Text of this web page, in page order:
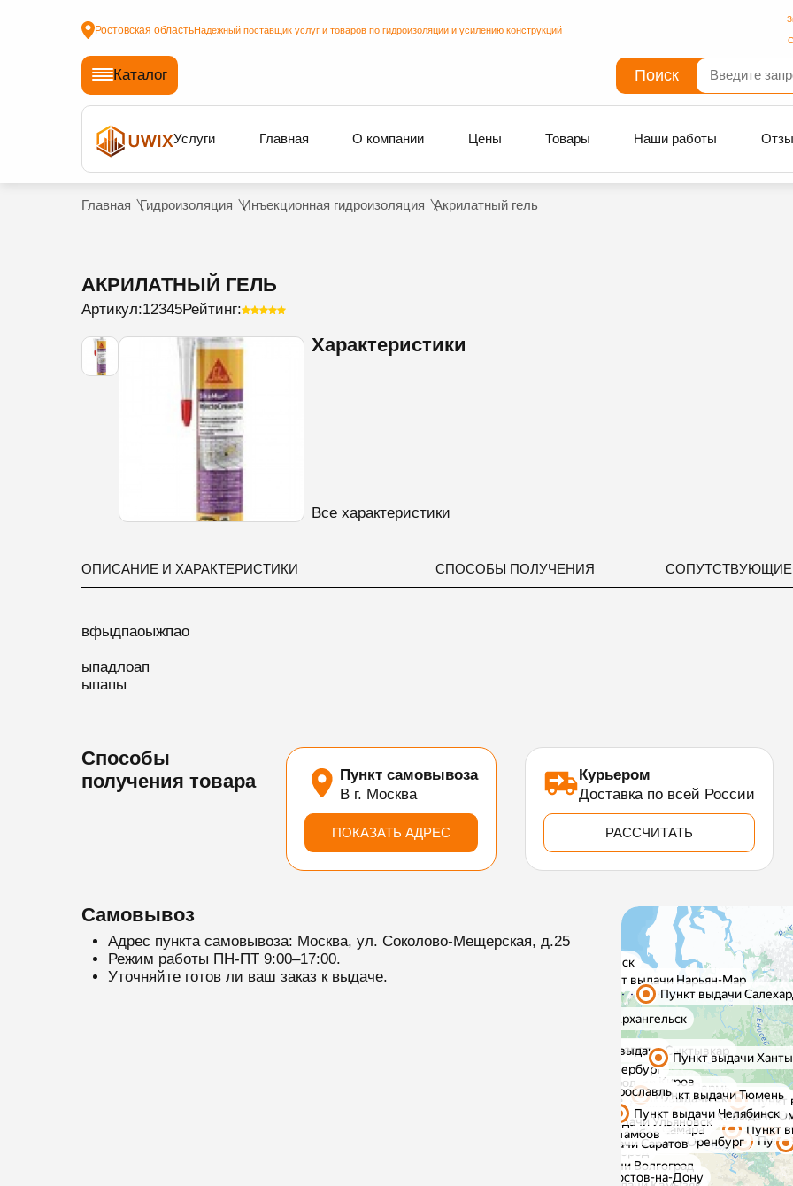
Ростовская областьНадежный поставщик услуг и товаров по гидроизоляции и усилению конструкций
Каталог Поиск
Услуги Главная О компании Цены Товары Наши работы
Главная Гидроизоляция Инъекционная гидроизоляция Акрилатный гель
АКРИЛАТНЫЙ ГЕЛЬ
Артикул:12345Рейтинг:
Характеристики
Все характеристики
ОПИСАНИЕ И ХАРАКТЕРИСТИКИ СПОСОБЫ ПОЛУЧЕНИЯ СОПУТСТВУЮЩИЕ
вфыдпаоыжпао
ыпадлоап
ыпапы
Способы
получения товара
Пункт самовывоза
В г. Москва
ПОКАЗАТЬ АДРЕС
Курьером
Доставка по всей России
РАССЧИТАТЬ
Самовывоз
Адрес пункта самовывоза: Москва, ул. Соколово-Мещерская, д.25
Режим работы ПН-ПТ 9:00–17:00.
Уточняйте готов ли ваш заказ к выдаче.